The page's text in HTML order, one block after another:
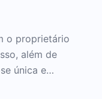
o proprietário
além de
única e